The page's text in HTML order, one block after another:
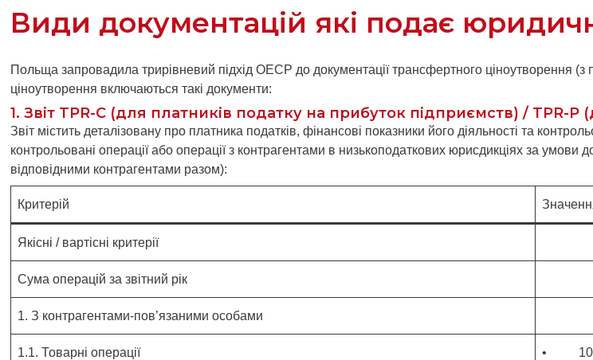
Види документацій які подає
Польща запровадила трирівневий підхід ОЕСР до документації трансфертного ціноутворення
ціноутворення включаються такі документи:
1. Звіт TPR-C (для платників податку на прибуток підприємств) / TPR-
Звіт містить деталізовану про платника податків, фінансові показники його діяльності та
контрольовані операції або операції з контрагентами в низькоподаткових юрисдикціях за умови
відповідними контрагентами разом):
Критерій
Якісні / вартісні критерії
Сума операцій за звітний рік
1. З контрагентами-пов’язаними особами
1.1. Товарні операції • 10